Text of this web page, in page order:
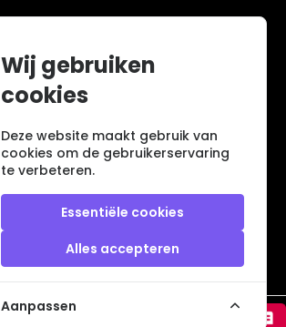
Veilig betalen met
Wij gebruiken
cookies
Deze website maakt gebruik van
cookies om de gebruikerservaring
te verbeteren.
Essentiële cookies
Alles accepteren
Aanpassen